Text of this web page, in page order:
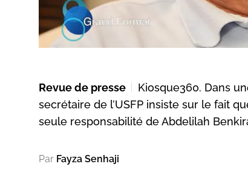
Revue de presse
Kiosque360. Dans
secrétaire de l’USFP insiste sur le fait
seule responsabilité de Abdelilah
Par Fayza Senhaji